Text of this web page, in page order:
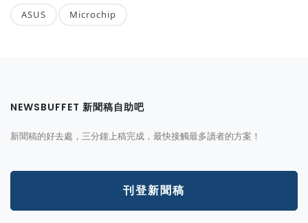
ASUS Microchip
NEWSBUFFET 新聞稿自助吧
新聞稿的好去處，三分鐘上稿完成，最快接觸最多讀者的方案！
刊登新聞稿